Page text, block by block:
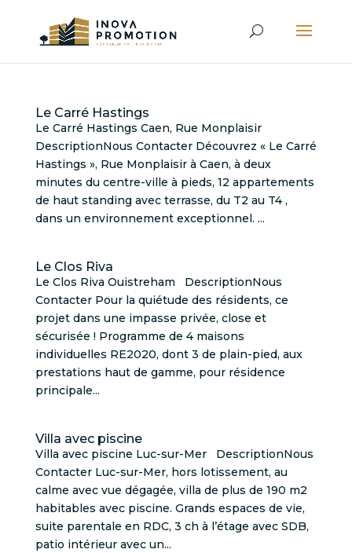
Le Carré Hastings
Le Carré Hastings Caen, Rue Monplaisir
DescriptionNous Contacter Découvrez « Le Carré
Hastings », Rue Monplaisir à Caen, à deux
minutes du centre-ville à pieds, 12 appartements
de haut standing avec terrasse, du T2 au T4 ,
dans un environnement exceptionnel. ...
Le Clos Riva
Le Clos Riva Ouistreham DescriptionNous
Contacter Pour la quiétude des résidents, ce
projet dans une impasse privée, close et
sécurisée ! Programme de 4 maisons
individuelles RE2020, dont 3 de plain-pied, aux
prestations haut de gamme, pour résidence
principale...
Villa avec piscine
Villa avec piscine Luc-sur-Mer DescriptionNous
Contacter Luc-sur-Mer, hors lotissement, au
calme avec vue dégagée, villa de plus de 190 m2
habitables avec piscine. Grands espaces de vie,
suite parentale en RDC, 3 ch à l’étage avec SDB,
patio intérieur avec un...